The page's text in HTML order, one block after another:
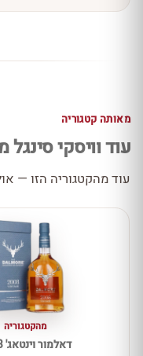
מאותה קטגוריה
עוד וויסקי סינגל
עוד מהקטגוריה הזו —
מהקטגוריה
דאלמור וינטאג' 2008